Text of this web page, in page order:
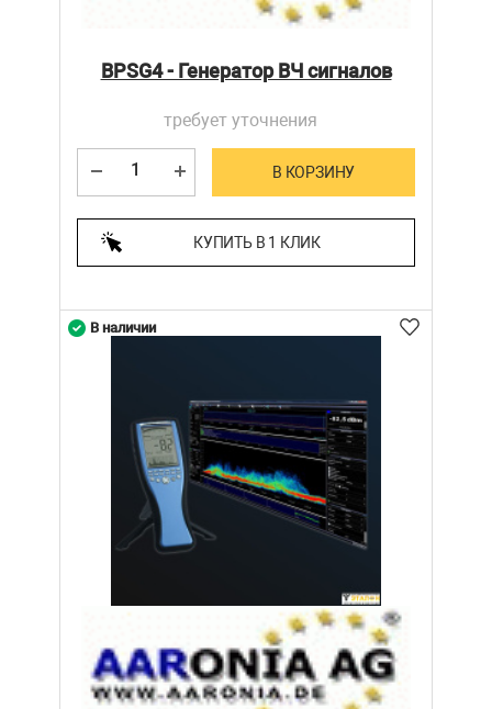
BPSG4 - Генератор ВЧ сигналов
требует уточнения
В КОРЗИНУ
КУПИТЬ В 1 КЛИК
В наличии